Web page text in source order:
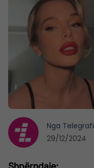
Nga Telegrafi
29/12/2024